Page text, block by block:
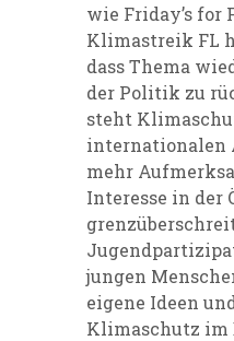
wie Friday’s for
Klimastreik FL
dass Thema
der Politik zu
steht
internationalen
mehr
Interesse in der
jungen
eigene Ideen
Klimaschutz im